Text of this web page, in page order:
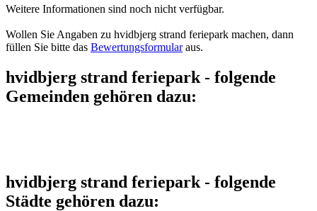
Weitere Informationen sind noch nicht verfügbar.
Wollen Sie Angaben zu hvidbjerg strand feriepark machen, dann
füllen Sie bitte das Bewertungsformularaus.
hvidbjerg strand feriepark - folgende
Gemeinden gehören dazu:
hvidbjerg strand feriepark - folgende
Städte gehören dazu: